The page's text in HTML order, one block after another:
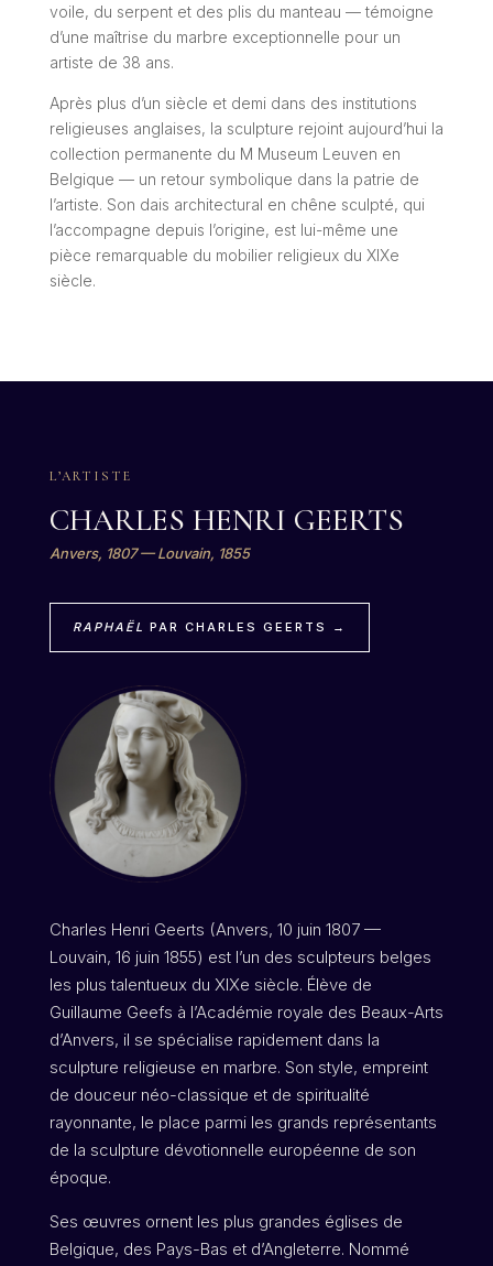
voile, du serpent et des plis du manteau — témoigne
d’une maîtrise du marbre exceptionnelle pour un
artiste de 38 ans.
Après plus d’un siècle et demi dans des institutions
religieuses anglaises, la sculpture rejoint aujourd’hui la
collection permanente du M Museum Leuven en
Belgique — un retour symbolique dans la patrie de
l’artiste. Son dais architectural en chêne sculpté, qui
l’accompagne depuis l’origine, est lui-même une
pièce remarquable du mobilier religieux du XIXe
siècle.
L’ARTISTE
CHARLES HENRI GEERTS
Anvers, 1807 — Louvain, 1855
RAPHAËL PAR CHARLES GEERTS →
Charles Henri Geerts (Anvers, 10 juin 1807 —
Louvain, 16 juin 1855) est l’un des sculpteurs belges
les plus talentueux du XIXe siècle. Élève de
Guillaume Geefs à l’Académie royale des Beaux-Arts
d’Anvers, il se spécialise rapidement dans la
sculpture religieuse en marbre. Son style, empreint
de douceur néo-classique et de spiritualité
rayonnante, le place parmi les grands représentants
de la sculpture dévotionnelle européenne de son
époque.
Ses œuvres ornent les plus grandes églises de
Belgique, des Pays-Bas et d’Angleterre. Nommé